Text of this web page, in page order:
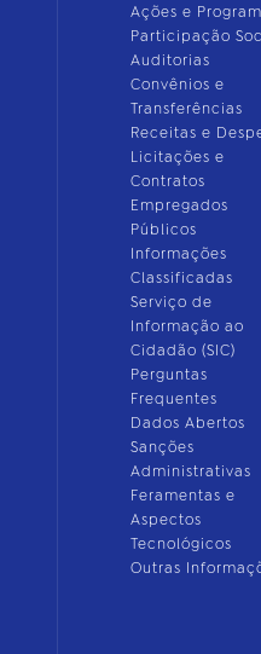
Ações e
Participação
Auditorias
Convênios e
Transferências
Receitas e
Licitações e
Contratos
Empregados
Públicos
Informações
Classificadas
Serviço de
Informação ao
Cidadão (SIC)
Perguntas
Frequentes
Dados Abertos
Sanções
Administrativas
Feramentas e
Aspectos
Tecnológicos
Outras